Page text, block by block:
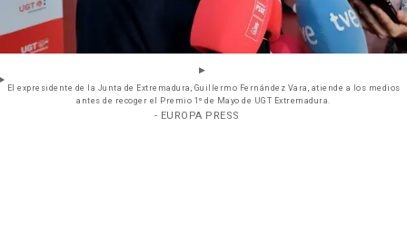
El expresidente de la Junta de Extremadura, Guillermo Fernández Vara, atiende a los medios
antes de recoger el Premio 1º de Mayo de UGT Extremadura.
- EUROPA PRESS